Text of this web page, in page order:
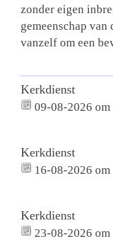
zonder eigen
gemeenschap van
vanzelf om een
Kerkdienst
09-08-2026 om
Kerkdienst
16-08-2026
Kerkdienst
23-08-2026 om